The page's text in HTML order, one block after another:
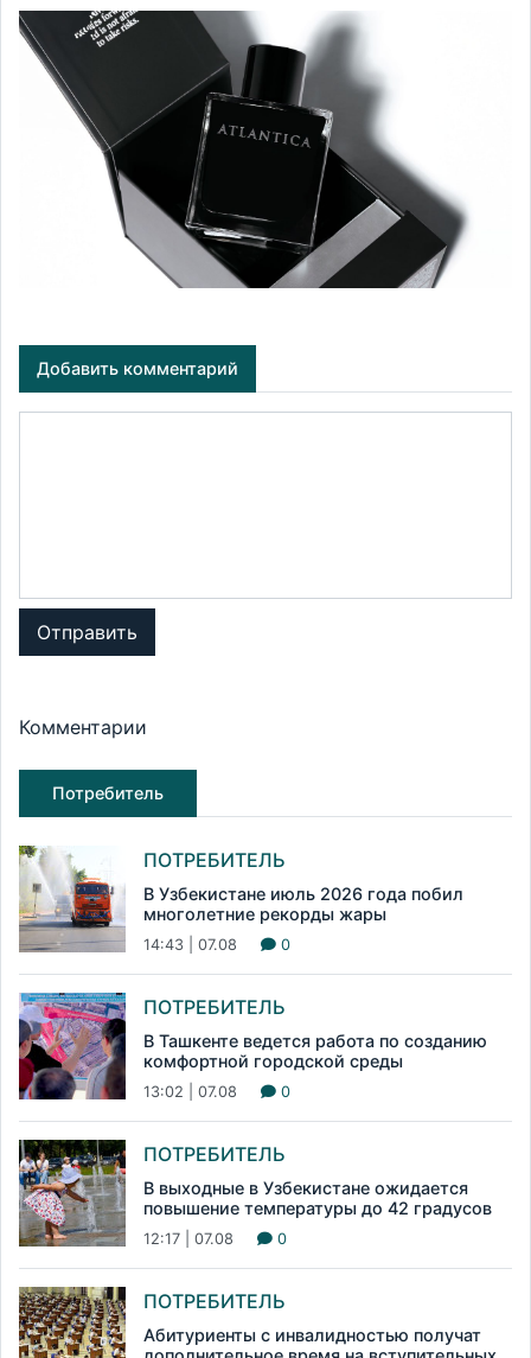
Добавить комментарий
Отправить
Комментарии
Потребитель
ПОТРЕБИТЕЛЬ
В Узбекистане июль 2026 года побил
многолетние рекорды жары
14:43 | 07.08 0
ПОТРЕБИТЕЛЬ
В Ташкенте ведется работа по созданию
комфортной городской среды
13:02 | 07.08 0
ПОТРЕБИТЕЛЬ
В выходные в Узбекистане ожидается
повышение температуры до 42 градусов
12:17 | 07.08 0
ПОТРЕБИТЕЛЬ
Абитуриенты с инвалидностью получат